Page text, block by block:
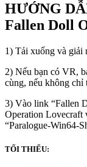
HƯỚNG
Fallen Doll
1) Tải xuống và giải
2) Nếu bạn có VR,
cùng, nếu không chỉ
3) Vào link “Fallen
Operation Lovecraft
“Paralogue-Win64-
TỐI THIỂU: